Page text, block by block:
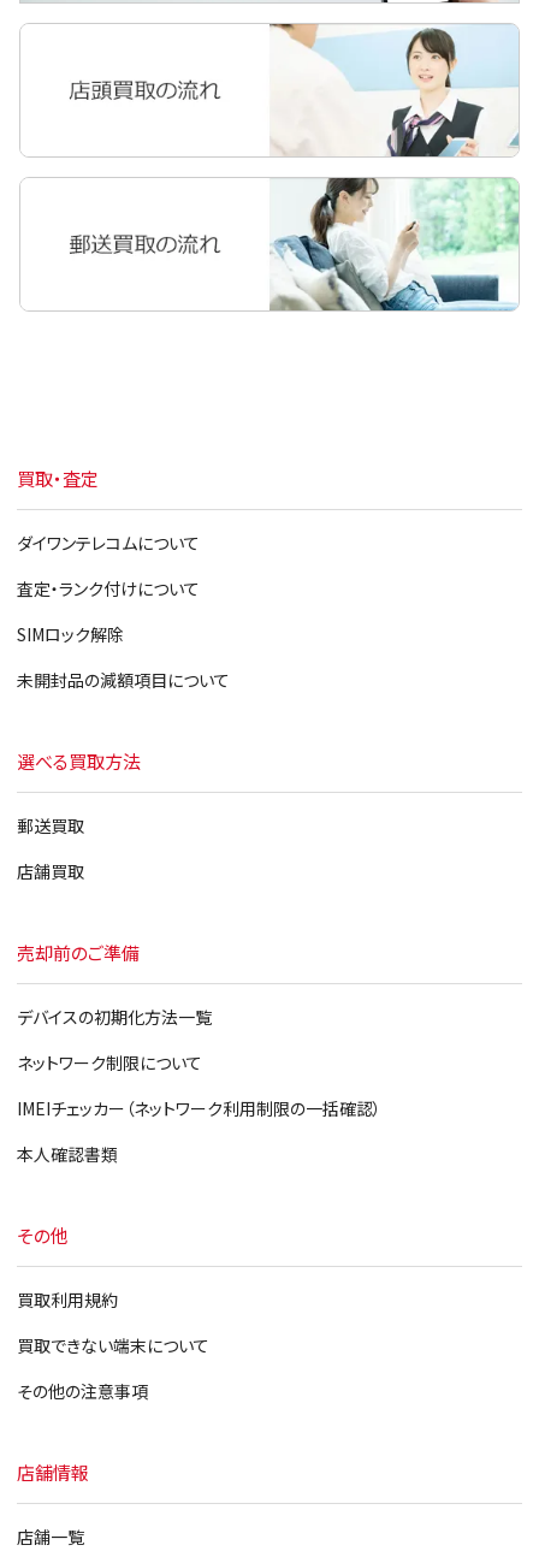
買取・査定
ダイワンテレコムについて
査定・ランク付けについて
SIMロック解除
未開封品の減額項目について
選べる買取方法
郵送買取
店舗買取
売却前のご準備
デバイスの初期化方法一覧
ネットワーク制限について
IMEIチェッカー（ネットワーク利用制限の一括確認）
本人確認書類
その他
買取利用規約
買取できない端末について
その他の注意事項
店舗情報
店舗一覧